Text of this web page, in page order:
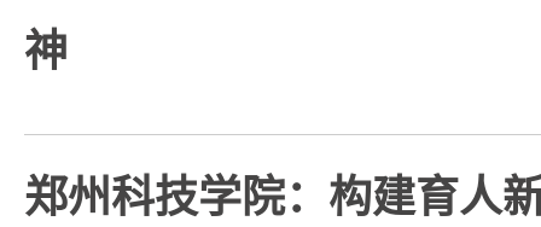
神
郑州科技学院：构建育人